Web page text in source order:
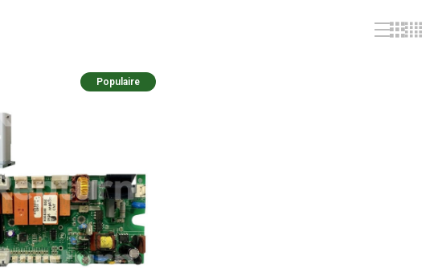
Populaire